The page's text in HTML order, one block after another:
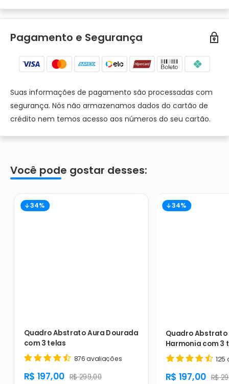
Pagamento e Segurança
Suas informações de pagamento são processadas com
segurança. Nós não armazenamos dados do cartão de
crédito nem temos acesso aos números do seu cartão.
Você pode gostar desses:
34%
Quadro Abstrato Aura Dourada
com 3 telas
876 avaliações
product.general.sale_price
R$ 197,00 product.general.regular_price
R$ 299,00
34%
Quadro Abstrato
Harmonia com 3
125
R$ 197,00 R$